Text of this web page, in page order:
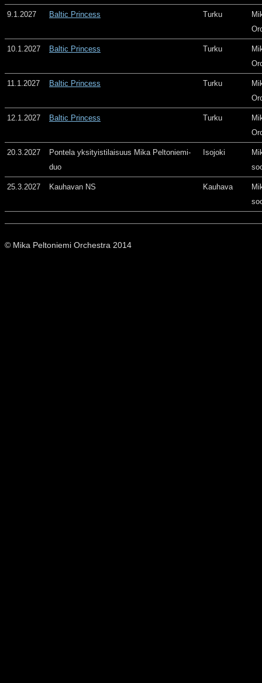
9.1.2027 Baltic Princess Turku
10.1.2027 Baltic Princess Turku
11.1.2027 Baltic Princess Turku
12.1.2027 Baltic Princess Turku
20.3.2027
Pontela yksityistilaisuus Mika Peltoniemi-
duo
Isojoki
25.3.2027 Kauhavan NS Kauhava
© Mika Peltoniemi Orchestra 2014